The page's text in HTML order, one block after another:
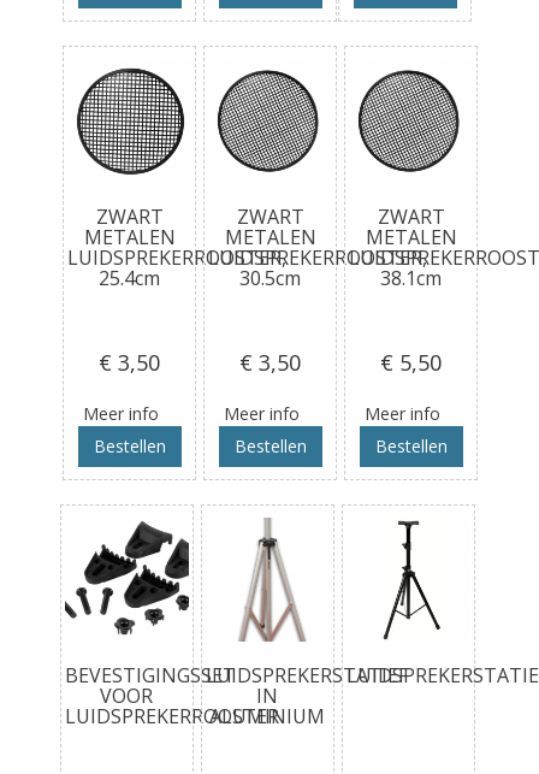
ZWART
METALEN
LUIDSPREKERROOSTER,
25.4cm
€ 3,50
Meer info
Bestellen
ZWART
METALEN
LUIDSPREKERROOSTER,
30.5cm
€ 3,50
Meer info
Bestellen
ZWART
METALEN
38.1cm
€ 5,50
Meer info
Bestellen
BEVESTIGINGSSET
VOOR
LUIDSPREKERROOSTER
LUIDSPREKERSTATIEF
IN
ALUMINIUM